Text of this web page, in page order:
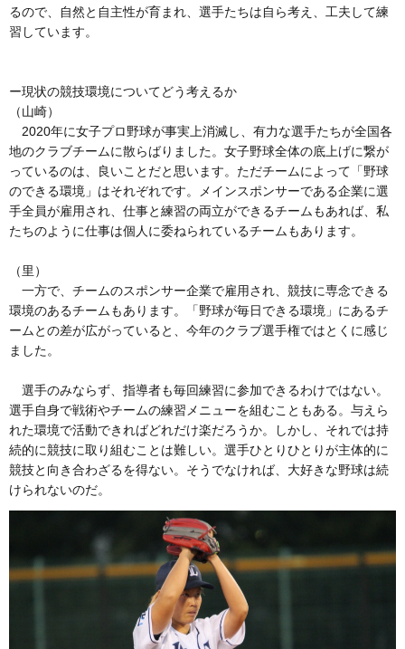
るので、自然と自主性が育まれ、選手たちは自ら考え、工夫して練
習しています。
ー現状の競技環境についてどう考えるか
（山崎）
2020年に女子プロ野球が事実上消滅し、有力な選手たちが全国各
地のクラブチームに散らばりました。女子野球全体の底上げに繋が
っているのは、良いことだと思います。ただチームによって「野球
のできる環境」はそれぞれです。メインスポンサーである企業に選
手全員が雇用され、仕事と練習の両立ができるチームもあれば、私
たちのように仕事は個人に委ねられているチームもあります。
（里）
一方で、チームのスポンサー企業で雇用され、競技に専念できる
環境のあるチームもあります。「野球が毎日できる環境」にあるチ
ームとの差が広がっていると、今年のクラブ選手権ではとくに感じ
ました。
選手のみならず、指導者も毎回練習に参加できるわけではない。
選手自身で戦術やチームの練習メニューを組むこともある。与えら
れた環境で活動できればどれだけ楽だろうか。しかし、それでは持
続的に競技に取り組むことは難しい。選手ひとりひとりが主体的に
競技と向き合わざるを得ない。そうでなければ、大好きな野球は続
けられないのだ。